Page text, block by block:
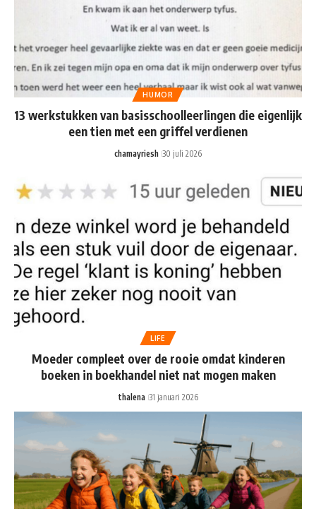
HUMOR
13 werkstukken van basisschoolleerlingen die eigenlijk
een tien met een griffel verdienen
chamayriesh 30 juli 2026
LIFE
Moeder compleet over de rooie omdat kinderen
boeken in boekhandel niet nat mogen maken
thalena 31 januari 2026